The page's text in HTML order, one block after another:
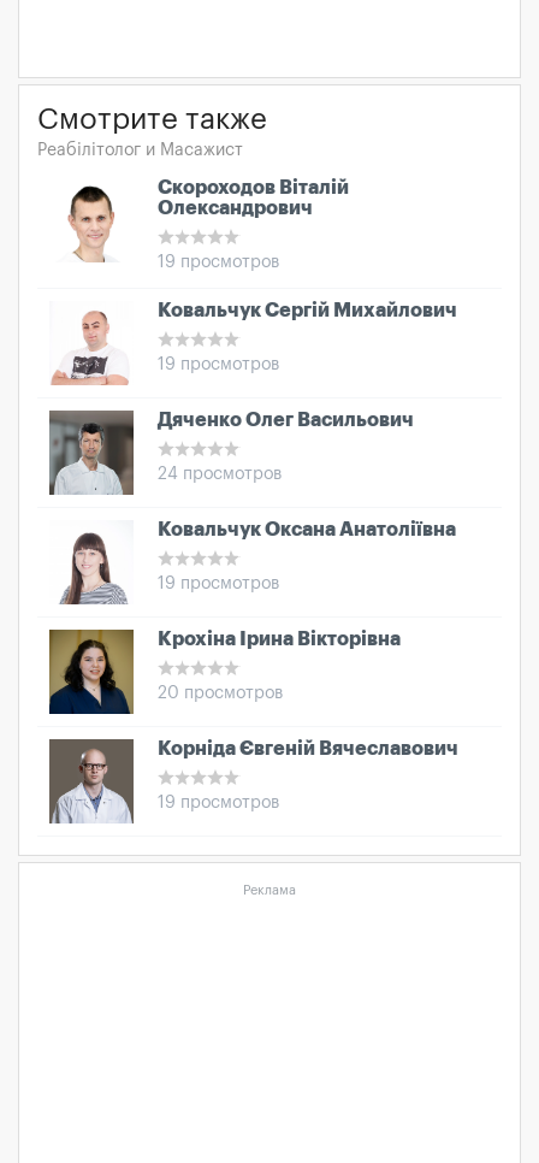
Смотрите также
Реабілітолог и Масажист
Скороходов Віталій
Олександрович
19 просмотров
Ковальчук Сергій Михайлович
19 просмотров
Дяченко Олег Васильович
24 просмотров
Ковальчук Оксана Анатоліївна
19 просмотров
Крохіна Ірина Вікторівна
20 просмотров
Корніда Євгеній Вячеславович
19 просмотров
Реклама